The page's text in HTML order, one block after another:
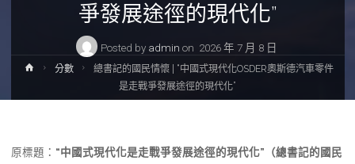
爭發展途徑的現代化”
Posted by admin on 2026 年 7 月 8 日
Home分數
總書記的國民情懷 | “中國式現代化OSDER奧斯德汽車零件
是走戰爭發展途徑的現代化”
原標題： “中國式現代化是走戰爭發展途徑的現代化”（總書記的國民